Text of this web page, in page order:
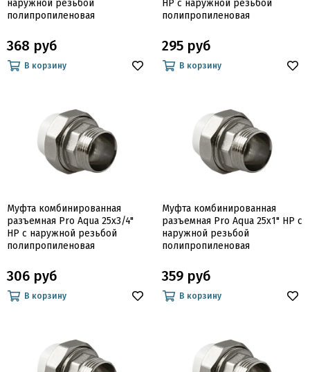
наружной резьбой
полипропиленовая
368 руб
В корзину
НР с наружной резьбой
полипропиленовая
295 руб
В корзину
Муфта комбинированная
разъемная Pro Aqua 25х3/4"
НР с наружной резьбой
полипропиленовая
306 руб
В корзину
Муфта комбинированная
разъемная Pro Aqua 25х1" НР с
наружной резьбой
полипропиленовая
359 руб
В корзину